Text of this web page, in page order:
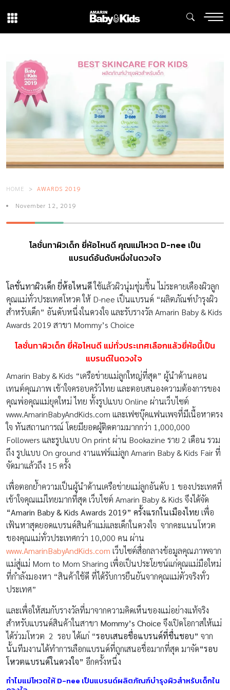
HOME AWARDS 2019
November 12, 2019
โลชั่นทาผิวเด็ก ยี่ห้อไหนดี คุณแม่โหวต D-nee เป็น
แบรนด์อันดับหนึ่งในดวงใจ
โลชั่นทาผิวเด็ก ยี่ห้อไหนดีใช้แล้วผิวนุ่มชุ่มชื้น ไม่ระคายเคืองผิวลูก
คุณแม่ทั่วประเทศโหวต ให้ D-nee เป็นแบรนด์ “ผลิตภัณฑ์บำรุงผิว
สำหรับเด็ก” อันดับหนึ่งในดวงใจ และรับรางวัล Amarin Baby & Kids
Awards 2019 สาขา Mommy’s Choice
โลชั่นทาผิวเด็ก ยี่ห้อไหนดี แม่ทั่วประเทศเลือกแล้วยี่ห้อนี้เป็น
แบรนด์ในดวงใจ
Amarin Baby & Kids “เครือข่ายแม่ลูกใหญ่ที่สุด” ผู้นำด้านคอน
เทนต์คุณภาพ เข้าใจครอบครัวไทย และตอบสนองความต้องการของ
คุณพ่อคุณแม่ยุคใหม่ ไทย ทั้งรูปแบบ Online ผ่านเว็บไซต์
www.AmarinBabyAndKids.com และเฟซบุ๊คแฟนเพจที่มีเนื้อหาตรง
ใจ ทันสถานการณ์ โดยมียอดผู้ติดตามมากกว่า 1,000,000
Followers และรูปแบบ On print ผ่าน Bookazine ราย 2 เดือน รวม
ถึง รูปแบบ On ground งานแฟร์แม่ลูก Amarin Baby & Kids Fair ที่
จัดมาแล้วถึง 15 ครั้ง
เพื่อตอกย้ำความเป็นผู้นำด้านเครือข่ายแม่ลูกอันดับ 1 ของประเทศที่
เข้าใจคุณแม่ไทยมากที่สุด เว็บไซต์ Amarin Baby & Kids จึงได้จัด
“Amarin Baby & Kids Awards 2019” ครั้งแรกในเมืองไทย เพื่อ
เฟ้นหาสุดยอดแบรนด์สินค้าแม่และเด็กในดวงใจ จากคะแนนโหวต
ของคุณแม่ทั่วประเทศกว่า 10,000 คน ผ่าน
www.AmarinBabyAndKids.com เว็บไซต์สื่อกลางข้อมูลคุณภาพจาก
แม่สู่แม่ Mom to Mom Sharing เพื่อเป็นประโยชน์แก่คุณแม่มือใหม่
ที่กำลังมองหา “สินค้าใช้ดี ที่ได้รับการยืนยันจากคุณแม่ตัวจริงทั่ว
ประเทศ”
และเพื่อให้สมกับรางวัลที่มาจากความคิดเห็นของแม่อย่างแท้จริง
สำหรับแบรนด์สินค้าในสาขา Mommy’s Choice จึงเปิดโอกาสให้แม่
ได้ร่วมโหวต 2 รอบ ได้แก่ “รอบเสนอชื่อแบรนด์ที่ชื่นชอบ” จาก
นั้นทีมงานได้ทำการเลือกแบรนด์ที่ถูกเสนอชื่อมากที่สุด มาจัด“รอบ
โหวตแบรนด์ในดวงใจ” อีกครั้งหนึ่ง
ทำไมแม่โหวตให้ D-nee เป็นแบรนด์ผลิตภัณฑ์บำรุงผิวสำหรับเด็กใน